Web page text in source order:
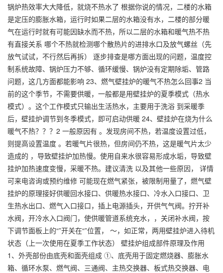
锅炉热效率大大降低，就烧不热水了 根据你说的情况，二楼的水箱
是定压的膨胀水箱，运行时如果二层的水箱没有水，二楼的部分暖
气在运行时就有可能因缺水而不热，所以二层的水箱和暖气热不热
有直接关系 哪个不热就检测哪个散热片的进排水口及放气螺丝（先
放气试试，不行然后再拆） 逐步排查是哪方面出现的问题，温度控
制系统故障、锅炉压力不够、循环缓慢、锅炉没有定期除垢、管路
问题，这几方面都能影响 23、燃气壁挂炉的暖气不热怎么回事2 当
前的这个季节，不需要供暖，一般都是用壁挂炉的夏季模式（热水
模式）。这个工作模式只输出生活热水，主要用于洗浴 到采暖季
后，壁挂炉调节到冬季模式，即可启动供暖 24、壁挂炉在烧为什么
暖气不热？？？2 一般原因有 。发现房间不热，若温度设置过低，
则提高设置温度 。若暖气片很热，但房间仍不热，这是暖气片太少
造成的 ，导致壁挂炉加热慢。使用自来水很容易形成水垢，导致壁
挂炉加热速度变慢，采暖不热。建议清洗 以及其他一些原因， 详情
可来电咨询或预约维修 可能现在燃气紧张，被限制用量了，燃气壁
挂炉的原理接好供暖回水接口、供暖热水接口、冷水入口接口、卫
生热水出口、燃气入口接口，插上电源插头，开供气气阀。拧开补
水阀，开冷水入口阀门，使供暖管道系统充水，，关闭补水阀，按
下调节面板上的“”开关在“”位置， ～，如正常，两用壁挂炉进入待机
状态（上一次使用在夏季工作状态） 壁挂炉组成部件原理及作用
1、外壳部份由底壳和面壳组成 ①、底壳用于固定燃烧器、膨胀水
箱、循环水泵、燃气阀、三通阀、主热交换器、板式热交换器、电